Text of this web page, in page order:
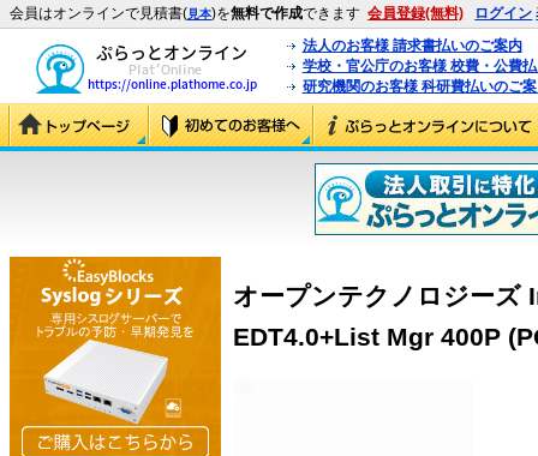
会員はオンラインで見積書(見本)を無料で作成できます 会員登録(無料) ログイン
法人のお客様 請求書払いのご案内
学校・官公庁のお客様 校費・公費
研究機関のお客様 科研費払いのご
オープンテクノロジー
EDT4.0+List Mgr 400P